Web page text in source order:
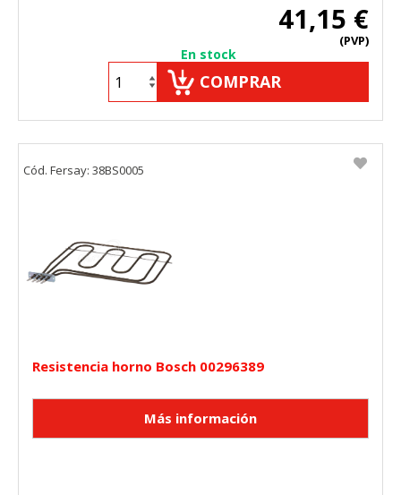
41,15 €
(PVP)
En stock
COMPRAR
Resistencia horno Bosch 00296389
Cód. Fersay: 38BS0005